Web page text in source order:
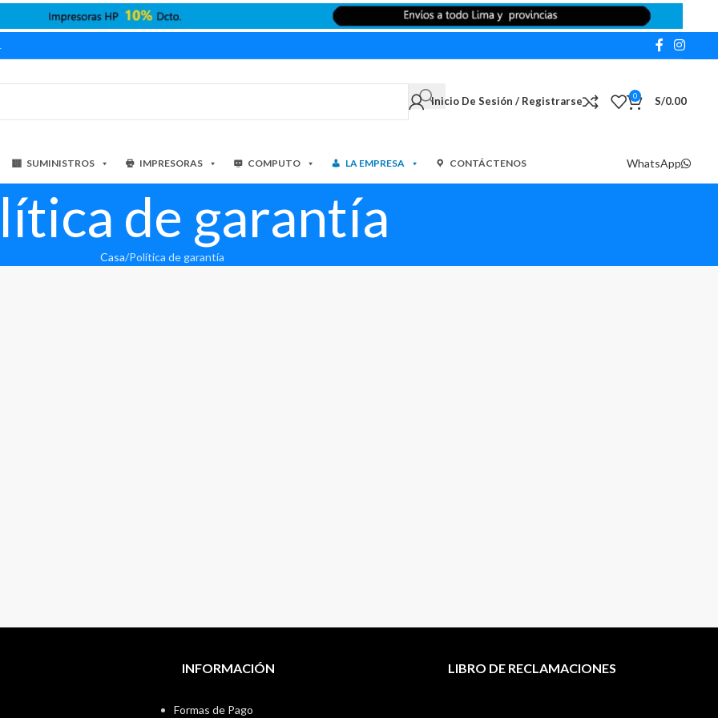
Inicio De Sesión / Registrarse 0 S/0.00
SUMINISTROS IMPRESORAS COMPUTO LA EMPRESA CONTÁCTENOS WhatsApp
de garantía
Casa Política de garantía
INFORMACIÓN
Formas de Pago
LIBRO DE RECLAMACIONES